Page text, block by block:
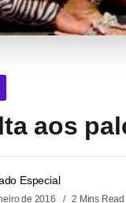
aos
Especial
de 2016 2 Mins Read